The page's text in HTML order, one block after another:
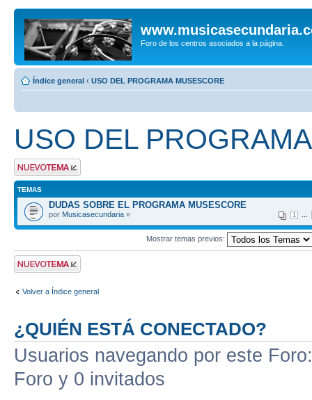
Foro de los centros asociados a la página.
Índice general ‹ USO DEL PROGRAMA MUSESCORE
USO DEL
Publicar un nuevo
tema
TEMAS
DUDAS SOBRE EL PROGRAMA MUSESCORE
1
por Musicasecundaria »
Mostrar temas previos:
Publicar un nuevo
tema
Volver a Índice general
¿QUIÉN ESTÁ CONECTADO?
Usuarios navegando por este
Foro y 0 invitados